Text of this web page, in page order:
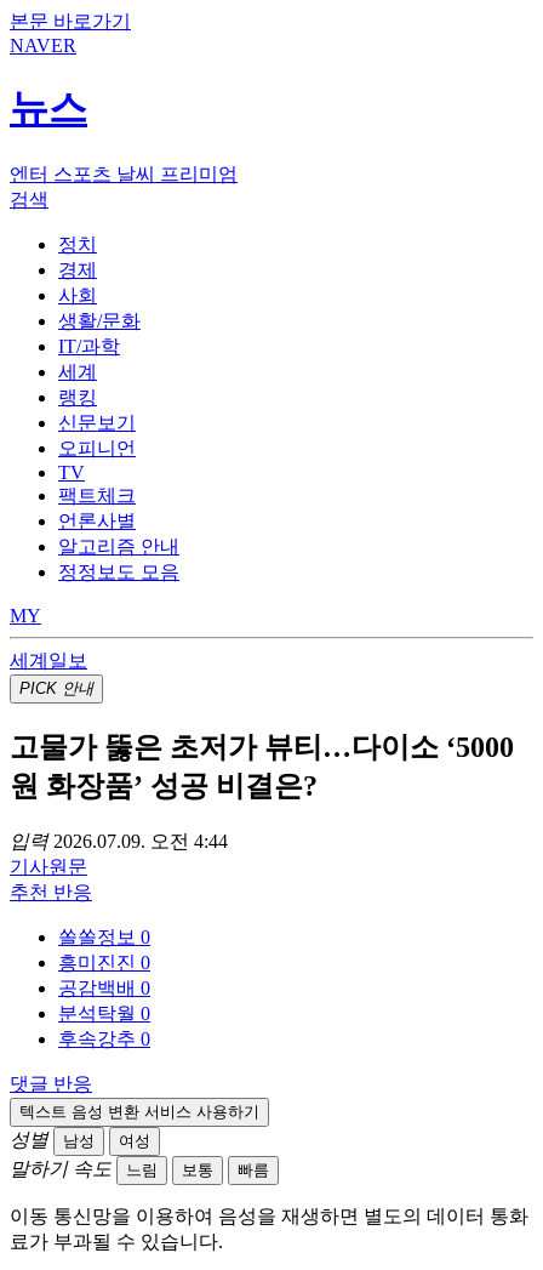
본문 바로가기
NAVER
뉴스
엔터 스포츠 날씨
프리미엄
검색
정치
경제
사회
생활/문화
IT/과학
세계
랭킹
신문보기
오피니언
TV
팩트체크
언론사별
알고리즘 안내
정정보도 모음
MY
세계일보
PICK 안내
고물가 뚫은 초저가 뷰티…다이소 ‘5000
원 화장품’ 성공 비결은?
입력 2026.07.09. 오전 4:44
기사원문
추천 반응
쏠쏠정보 0
흥미진진 0
공감백배 0
분석탁월 0
후속강추 0
댓글 반응
텍스트 음성 변환 서비스 사용하기
성별 남성 여성
말하기 속도 느림 보통 빠름
이동 통신망을 이용하여 음성을 재생하면 별도의 데이터 통화
료가 부과될 수 있습니다.